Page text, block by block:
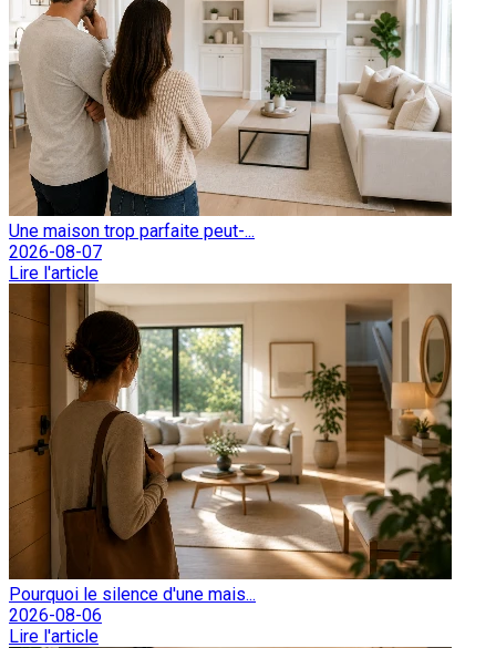
Une maison trop parfaite peut-...
2026-08-07
Lire l'article
Pourquoi le silence d'une mais...
2026-08-06
Lire l'article